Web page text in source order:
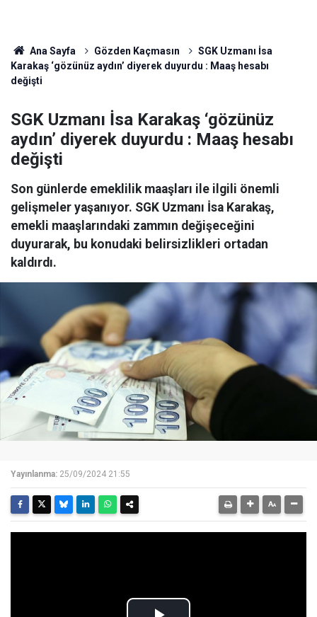
Ana Sayfa Gözden Kaçmasın
SGK Uzmanı İsa
Karakaş ‘gözünüz aydın’ diyerek duyurdu : Maaş hesabı
değişti
SGK Uzmanı İsa Karakaş ‘gözünüz
aydın’ diyerek duyurdu : Maaş hesabı
değişti
Son günlerde emeklilik maaşları ile ilgili önemli
gelişmeler yaşanıyor. SGK Uzmanı İsa Karakaş,
emekli maaşlarındaki zammın değişeceğini
duyurarak, bu konudaki belirsizlikleri ortadan
kaldırdı.
Yayınlanma: 25/09/2024 21:55